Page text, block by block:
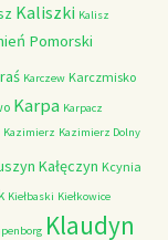
Kaliszki Kalisz
Pomorski
Karczew Karczmisko
Karpa Karpacz
Kazimierz Kazimierz Dolny
Kałęczyn Kcynia
Kiełbaski Kiełkowice
Klaudyn